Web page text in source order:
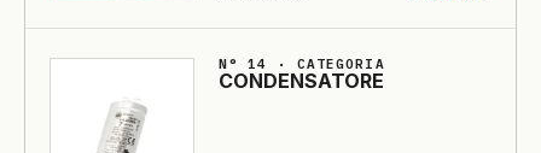
N° 14 · CATEGORIA
CONDENSA­TO­RE